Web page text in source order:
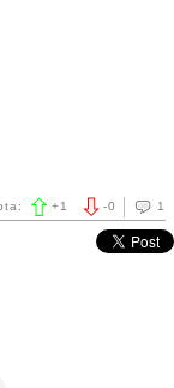
1
-0
+1